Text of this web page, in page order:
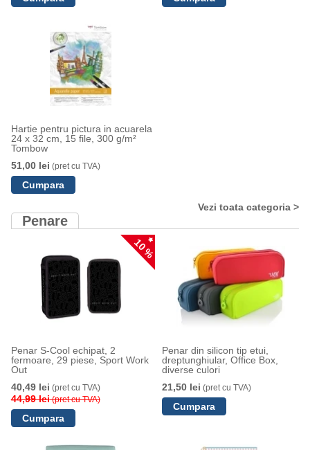
Hartie pentru pictura in acuarela
24 x 32 cm, 15 file, 300 g/m²
Tombow
51,00 lei (pret cu TVA)
Vezi toata categoria >
Penare
10 %
Penar S-Cool echipat, 2
fermoare, 29 piese, Sport Work
Out
40,49 lei (pret cu TVA)
44,99 lei(pret cu TVA)
Penar din silicon tip etui,
dreptunghiular, Office Box,
diverse culori
21,50 lei (pret cu TVA)